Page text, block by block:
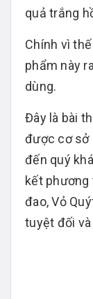
quả trắng
Chính vì
phẩm này
dùng.
Đây là bài
được cơ sở
đến quý
kết phương
đao, Vỏ
tuyệt đối